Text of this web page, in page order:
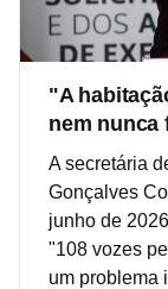
"A
nem nunca
A secretária
Gonçalves
junho de
"108 vozes
um problema